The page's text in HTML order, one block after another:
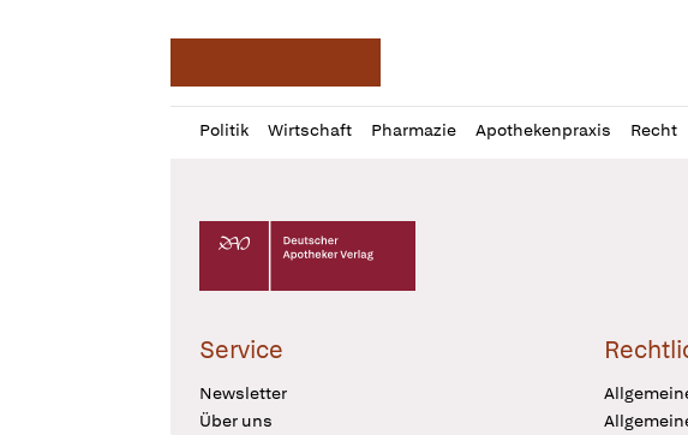
Politik Wirtschaft Pharmazie Apothekenpraxis Recht
Profil
öffnen
Daz
Pur
Deutscher Apotheker Verlag Logo
Service
Newsletter
Über uns